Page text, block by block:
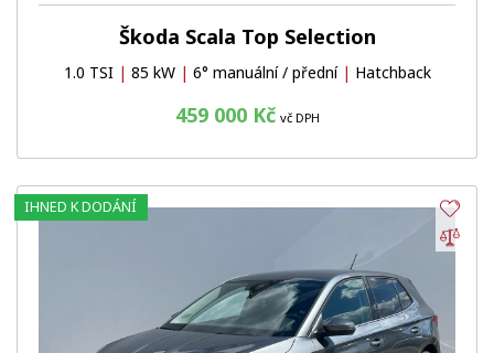
Škoda Scala Top Selection
1.0 TSI | 85 kW | 6° manuální / přední | Hatchback
459 000 Kč vč DPH
IHNED K DODÁNÍ